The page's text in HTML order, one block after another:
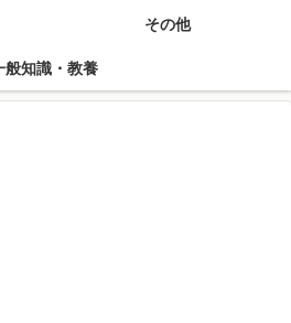
その他
般知識・教養